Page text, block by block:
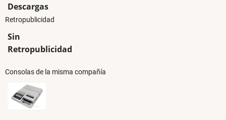
Descargas
Retropublicidad
Sin
Retropublicidad
Consolas de la misma compañía